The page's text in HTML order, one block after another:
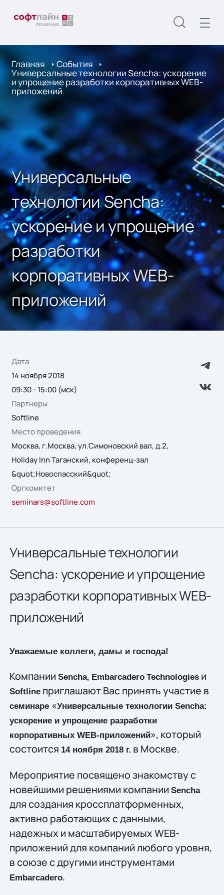
Главная События
Универсальные технологии Sencha: ускорение
и упрощение разработки корпоративных WEB-
приложений
Универсальные
технологии Sencha:
ускорение и упрощение
разработки
корпоративных WEB-
приложений
Дата
14 ноября 2018
09:30 - 15:00 (мск)
Партнеры
Softline
Место проведения
Москва, г.Москва, ул.Симоновский вал, д.2,
Holiday Inn Таганский, конференц-зал
&quot;Новоспасский&quot;
Оргкомитет
seminars@softline.com
Универсальные технологии
Sencha: ускорение и упрощение
разработки корпоративных WEB-
приложений
Уважаемые коллеги, дамы и господа!
Компании Sencha, Embarcadero Technol ogiesи
Softlineприглашают Вас принять участие в
семинаре «Универсальные технологии Sencha:
ускорение и упрощение разработки
корпоративных WEB-приложений», который
состоится 14 ноября 2018 г. в Москве.
Мероприятие посвящено знакомству с
новейшими решениями компании Sencha
для создания кроссплатформенных,
активно работающих с данными,
надежных и масштабируемых WEB-
приложений для компаний любого уровня,
в союзе с другими инструментами
Embarcadero.